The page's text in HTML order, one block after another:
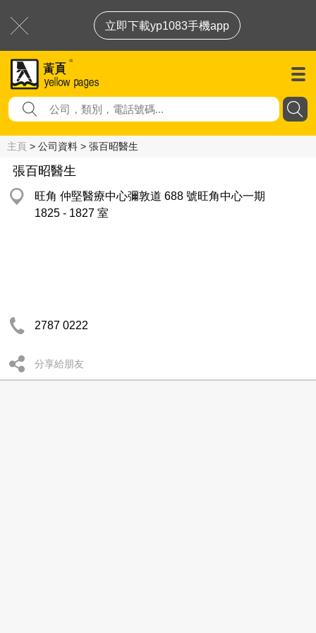
立即下載yp1083手機app
主頁 > 公司資料 > 張百昭醫生
張百昭醫生
旺角 仲堅醫療中心彌敦道 688 號旺角中心一期
1825 - 1827 室
2787 0222
分享給朋友